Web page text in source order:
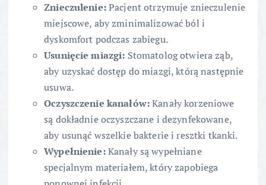
Znieczulenie:Pacjent otrzymuje znieczulenie
miejscowe, aby zminimalizować ból i
dyskomfort podczas zabiegu.
Usunięcie miazgi: Stomatolog otwiera ząb,
aby uzyskać dostęp do miazgi, którą następnie
usuwa.
Oczyszczenie kanałów:Kanały korzeniowe
są dokładnie oczyszczane i dezynfekowane,
aby usunąć wszelkie bakterie i resztki tkanki.
Wypełnienie:Kanały są wypełniane
specjalnym materiałem, który zapobiega